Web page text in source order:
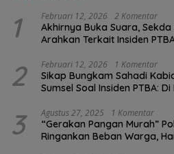
1 Februari 12, 2026 2 Komentar
Akhirnya Buka Suara,
Arahkan Terkait Insiden
2 Februari 12, 2026 1 Komentar
Sikap Bungkam Sahadi
Sumsel Soal Insiden PTBA:
3 Agustus 27, 2025 1 Komentar
“Gerakan Pangan Murah”
Ringankan Beban Warga,